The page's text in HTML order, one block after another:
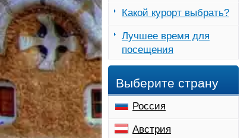
Какой курорт выбрать?
Лучшее время для
посещения
Выберите страну
Россия
Австрия